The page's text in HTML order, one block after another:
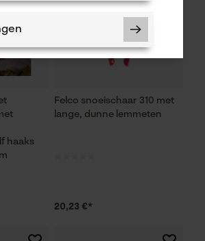
haaks
Felco snoeischaar 310 met
lange, dunne lemmeten
20,23 €*
Cookies
Controleer instelling van cookies